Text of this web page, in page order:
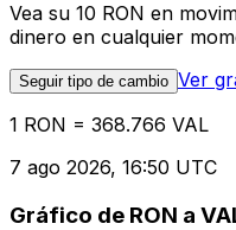
Vea su 10 RON en
dinero en cualquier
Seguir tipo de cambio Ver
1 RON = 368.766 VAL
7 ago 2026, 16:50 UTC
Gráfico de RON a